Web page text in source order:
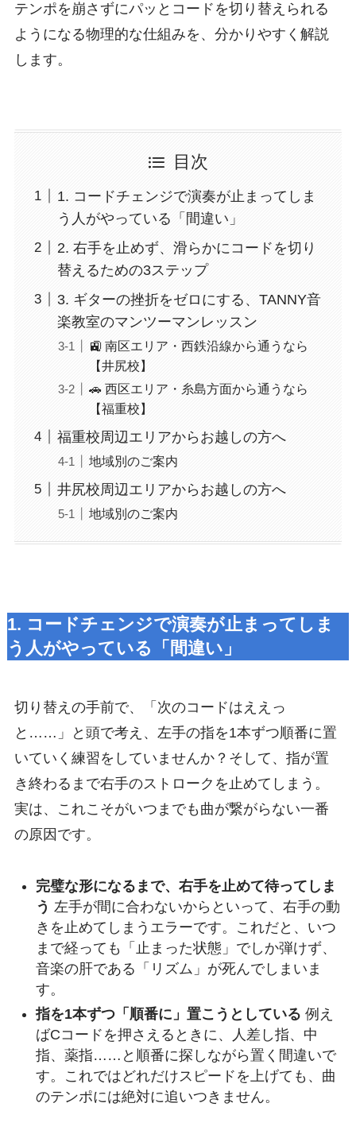
テンポを崩さずにパッとコードを切り替えられる
ようになる物理的な仕組みを、分かりやすく解説
します。
目次
1. コードチェンジで演奏が止まってしま
う人がやっている「間違い」
2. 右手を止めず、滑らかにコードを切り
替えるための3ステップ
3. ギターの挫折をゼロにする、TANNY音
楽教室のマンツーマンレッスン
🚉 南区エリア・西鉄沿線から通うなら
【井尻校】
🚗 西区エリア・糸島方面から通うなら
【福重校】
福重校周辺エリアからお越しの方へ
地域別のご案内
井尻校周辺エリアからお越しの方へ
地域別のご案内
1. コードチェンジで演奏が止まってしま
う人がやっている「間違い」
切り替えの手前で、「次のコードはええっ
と……」と頭で考え、左手の指を1本ずつ順番に置
いていく練習をしていませんか？そして、指が置
き終わるまで右手のストロークを止めてしまう。
実は、これこそがいつまでも曲が繋がらない一番
の原因です。
完璧な形になるまで、右手を止めて待ってしま
う 左手が間に合わないからといって、右手の動
きを止めてしまうエラーです。これだと、いつ
まで経っても「止まった状態」でしか弾けず、
音楽の肝である「リズム」が死んでしまいま
す。
指を1本ずつ「順番に」置こうとしている 例え
ばCコードを押さえるときに、人差し指、中
指、薬指……と順番に探しながら置く間違いで
す。これではどれだけスピードを上げても、曲
のテンポには絶対に追いつきません。